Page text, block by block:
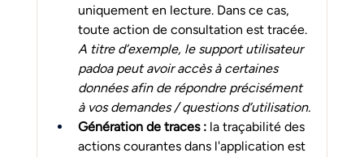
uniquement en lecture. Dans ce cas,
toute action de consultation est tracée.
A titre d’exemple, le support utilisateur
padoa peut avoir accès à certaines
données afin de répondre précisément
à vos demandes / questions d’utilisation.
Génération de traces : la traçabilité des
actions courantes dans l'application est